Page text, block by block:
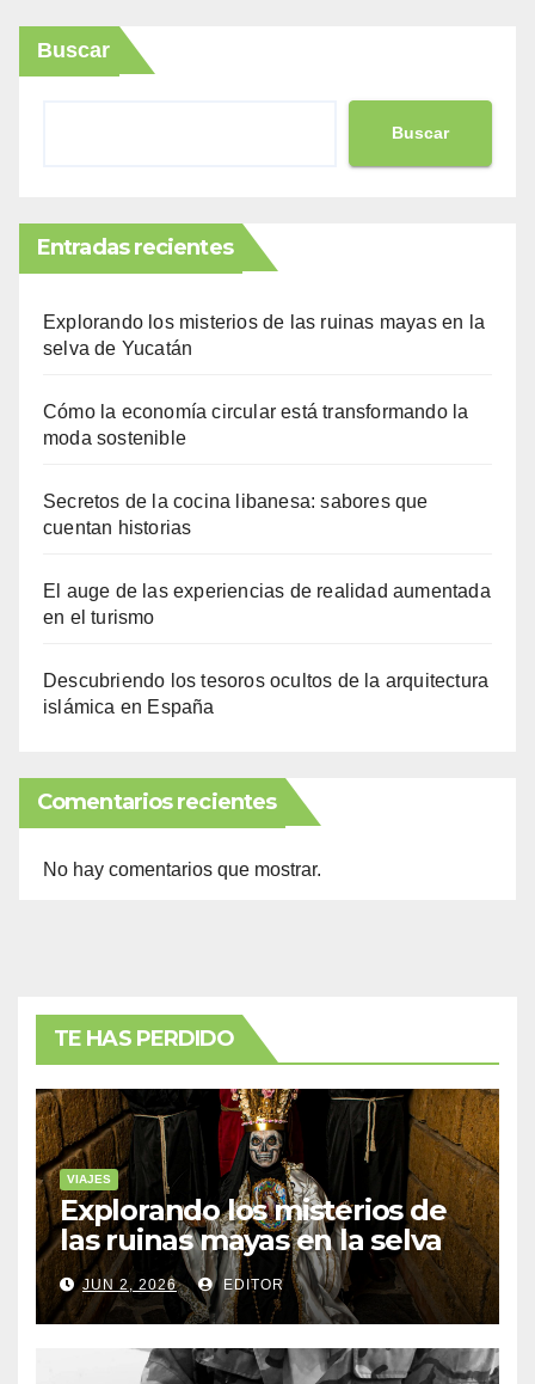
Buscar
Buscar
Entradas recientes
Explorando los misterios de las ruinas mayas en la
selva de Yucatán
Cómo la economía circular está transformando la
moda sostenible
Secretos de la cocina libanesa: sabores que
cuentan historias
El auge de las experiencias de realidad aumentada
en el turismo
Descubriendo los tesoros ocultos de la arquitectura
islámica en España
Comentarios recientes
No hay comentarios que mostrar.
TE HAS PERDIDO
VIAJES
Explorando los misterios de
las ruinas mayas en la selva
de Yucatán
JUN 2, 2026 EDITOR